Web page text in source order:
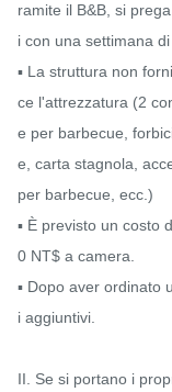
ramite il B&B, si
i con una settimana
▪️ La struttura non
ce l'attrezzatura (2
e per barbecue,
e, carta stagnola,
per barbecue, ecc.)
▪️ È previsto un costo
0 NT$ a camera.
▪️ Dopo aver ordinato
i aggiuntivi.
II. Se si portano i